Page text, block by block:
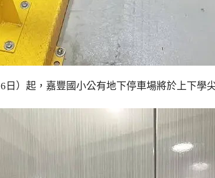
）起，嘉豐國小公有地下停車場將於上下學